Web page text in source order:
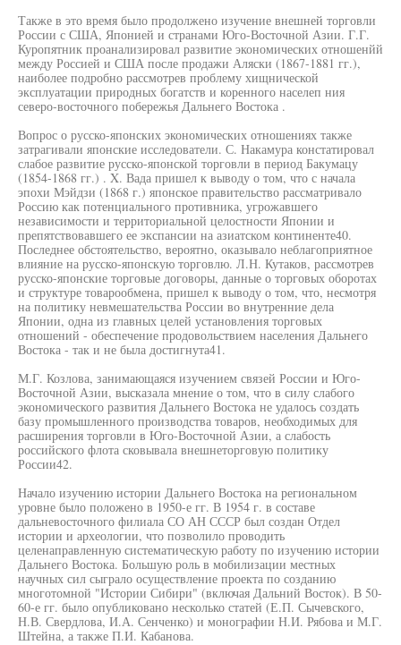
Также в это время было продолжено изучение внешней торговли
России с США, Японией и странами Юго-Восточной Азии. Г.Г.
Куропятник проанализировал развитие экономических отношенйй
между Россией и США после продажи Аляски (1867-1881 гг.),
наиболее подробно рассмотрев проблему хищнической
эксплуатации природных богатств и коренного населеп ния
северо-восточного побережья Дальнего Востока .
Вопрос о русско-японских экономических отношениях также
затрагивали японские исследователи. С. Накамура констатировал
слабое развитие русско-японской торговли в период Бакумацу
(1854-1868 гг.) . X. Вада пришел к выводу о том, что с начала
эпохи Мэйдзи (1868 г.) японское правительство рассматривало
Россию как потенциального противника, угрожавшего
независимости и территориальной целостности Японии и
препятствовавшего ее экспансии на азиатском континенте40.
Последнее обстоятельство, вероятно, оказывало неблагоприятное
влияние на русско-японскую торговлю. Л.Н. Кутаков, рассмотрев
русско-японские торговые договоры, данные о торговых оборотах
и структуре товарообмена, пришел к выводу о том, что, несмотря
на политику невмешательства России во внутренние дела
Японии, одна из главных целей установления торговых
отношений - обеспечение продовольствием населения Дальнего
Востока - так и не была достигнута41.
М.Г. Козлова, занимающаяся изучением связей России и Юго-
Восточной Азии, высказала мнение о том, что в силу слабого
экономического развития Дальнего Востока не удалось создать
базу промышленного производства товаров, необходимых для
расширения торговли в Юго-Восточной Азии, а слабость
российского флота сковывала внешнеторговую политику
России42.
Начало изучению истории Дальнего Востока на региональном
уровне было положено в 1950-е гг. В 1954 г. в составе
дальневосточного филиала СО АН СССР был создан Отдел
истории и археологии, что позволило проводить
целенаправленную систематическую работу по изучению истории
Дальнего Востока. Большую роль в мобилизации местных
научных сил сыграло осуществление проекта по созданию
многотомной "Истории Сибири" (включая Дальний Восток). В 50-
60-е гг. было опубликовано несколько статей (Е.П. Сычевского,
Н.В. Свердлова, И.А. Сенченко) и монографии Н.И. Рябова и М.Г.
Штейна, а также П.И. Кабанова.